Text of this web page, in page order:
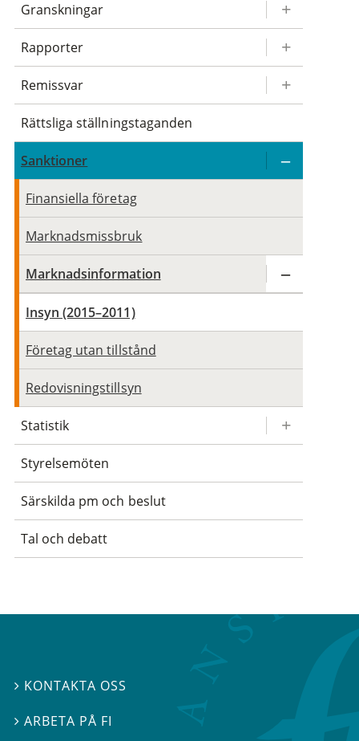
Granskningar
Rapporter
Remissvar
Rättsliga ställningstaganden
Sanktioner
Finansiella företag
Marknadsmissbruk
Marknadsinformation
Insyn (2015–2011)
Företag utan tillstånd
Redovisningstillsyn
Statistik
Styrelsemöten
Särskilda pm och beslut
Tal och debatt
 KONTAKTA OSS
 ARBETA PÅ FI